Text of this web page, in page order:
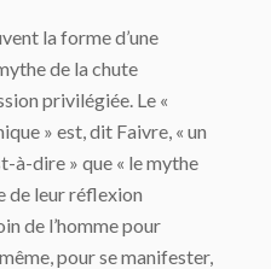
la forme d’une
de la chute
privilégiée. Le «
» est, dit Faivre, « un
à-dire » que « le mythe
de leur réflexion
de l’homme pour
pour se manifester,